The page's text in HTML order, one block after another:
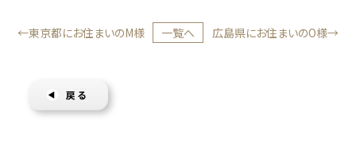
東京都にお住まいのM様 一覧へ 広島県にお住まいのO様